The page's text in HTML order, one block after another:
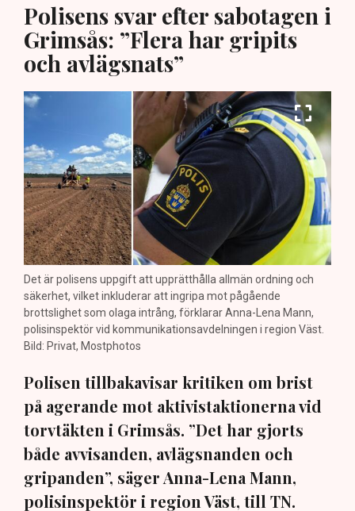
Polisens svar efter sabotagen i
Grimsås: ”Flera har gripits
och avlägsnats”
Det är polisens uppgift att upprätthålla allmän ordning och
säkerhet, vilket inkluderar att ingripa mot pågående
brottslighet som olaga intrång, förklarar Anna-Lena Mann,
polisinspektör vid kommunikationsavdelningen i region Väst.
Bild: Privat, Mostphotos
Polisen tillbakavisar kritiken om brist
på agerande mot aktivistaktionerna vid
torvtäkten i Grimsås. ”Det har gjorts
både avvisanden, avlägsnanden och
gripanden”, säger Anna-Lena Mann,
polisinspektör i region Väst, till TN.